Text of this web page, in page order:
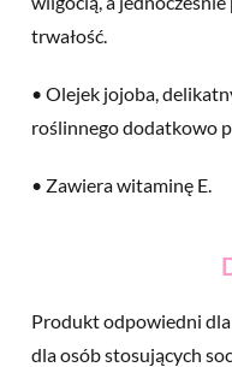
trwałość.
• Olejek jojoba,
roślinnego dodatkowo
• Zawiera witaminę E.
Produkt odpowiedni
dla osób stosujących